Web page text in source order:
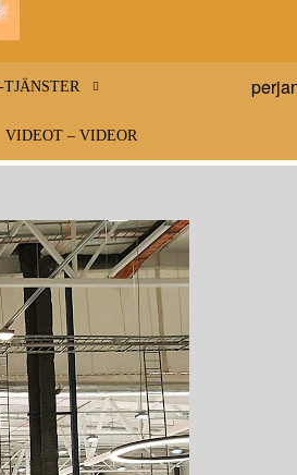
– Information
om Korsholm
VIDEOT – VIDEOR